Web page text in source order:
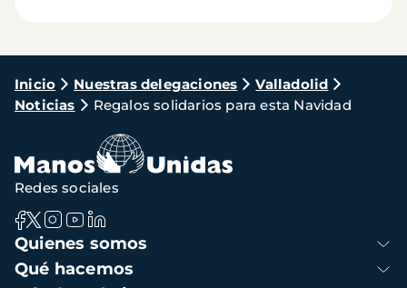
Ruta
de
navegación
Inicio Nuestras delegaciones
Valladolid
Noticias
Regalos solidarios para esta Navidad
Navegación
principal
Quienes somos
Qué hacemos
Redes sociales